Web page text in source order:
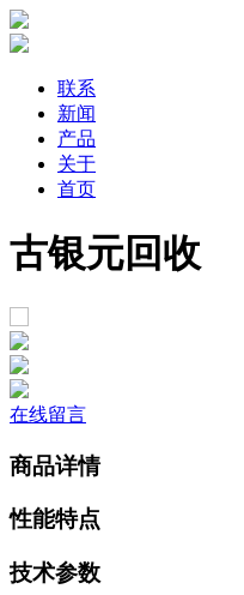
联系
新闻
产品
关于
首页
古银元回收
在线留言
商品详情
性能特点
技术参数